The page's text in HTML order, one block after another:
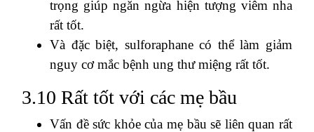
trọng giúp ngăn ngừa hiện tượng viêm nha
rất tốt.
Và đặc biệt, sulforaphane có thể làm giảm
nguy cơ mắc bệnh ung thư miệng rất tốt.
3.10 Rất tốt với các mẹ bầu
Vấn đề sức khỏe của mẹ bầu sẽ liên quan rất